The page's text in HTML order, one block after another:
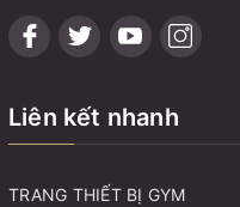
Liên kết nhanh
TRANG THIẾT BỊ GYM